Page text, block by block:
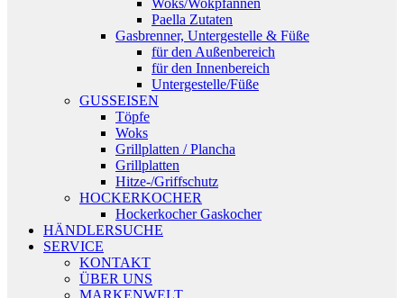
Woks/Wokpfannen
Paella Zutaten
Gasbrenner, Untergestelle & Füße
für den Außenbereich
für den Innenbereich
Untergestelle/Füße
GUSSEISEN
Töpfe
Woks
Grillplatten / Plancha
Grillplatten
Hitze-/Griffschutz
HOCKERKOCHER
Hockerkocher Gaskocher
HÄNDLERSUCHE
SERVICE
KONTAKT
ÜBER UNS
MARKENWELT